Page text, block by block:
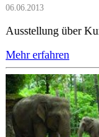
06.06.2013
Ausstellung über
Mehr erfahren